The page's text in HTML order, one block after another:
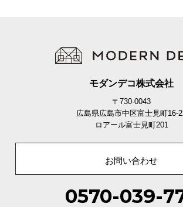
モダンデコ株式会社
〒730-0043
広島県広島市中区富士見町16-
ロアール富士見町201
お問い合わせ
0570-039-